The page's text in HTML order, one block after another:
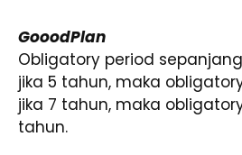
GooodPlan
Obligatory period
jika 5 tahun, maka
jika 7 tahun, maka
tahun.